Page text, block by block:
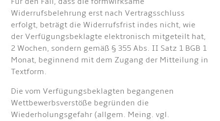
Widerrufsbelehrung erst nach Vertragsschluss
erfolgt, beträgt die Widerrufsfrist indes nicht, wie
der Verfügungsbeklagte elektronisch mitgeteilt hat,
2 Wochen, sondern gemäß § 355 Abs. II Satz 1 BGB 1
Monat, beginnend mit dem Zugang der Mitteilung in
Textform.
Die vom Verfügungsbeklagten begangenen
Wettbewerbsverstöße begründen die
Wiederholungsgefahr (allgem. Meing. vgl.